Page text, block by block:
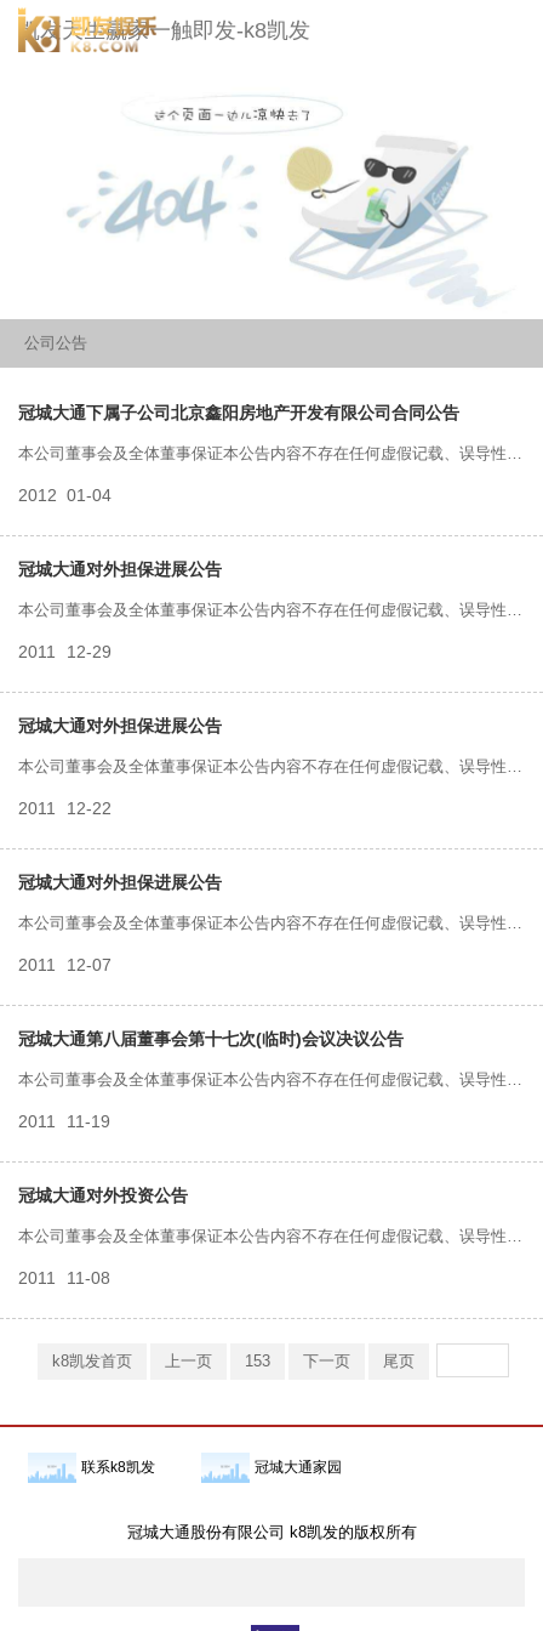
冠城大通-凯发天生赢家一触即发
凯发天生赢家一触即发-k8凯发
公司公告
冠城大通下属子公司北京鑫阳房地产开发有限公司合同公告
本公司董事会及全体董事保证本公告内容不存在任何虚假记载、误导性陈
述或者重大遗漏，并对其内容的真实性、准确性和完整性承担个别及连带
01-04
2012
冠城大通对外担保进展公告
本公司董事会及全体董事保证本公告内容不存在任何虚假记载、误导性陈
述或者重大遗漏，并对其内容的真实性、准确性和完整性承担个别及连带
12-29
2011
冠城大通对外担保进展公告
本公司董事会及全体董事保证本公告内容不存在任何虚假记载、误导性陈
述或者重大遗漏，并对其内容的真实性、准确性和完整性承担个别及连带
12-22
2011
冠城大通对外担保进展公告
本公司董事会及全体董事保证本公告内容不存在任何虚假记载、误导性陈
述或者重大遗漏，并对其内容的真实性、准确性和完整性承担个别及连带
12-07
2011
冠城大通第八届董事会第十七次(临时)会议决议公告
本公司董事会及全体董事保证本公告内容不存在任何虚假记载、误导性陈
述或者重大遗漏，并对其内容的真实性、准确性和完整性承担个别及连带
11-19
2011
冠城大通对外投资公告
本公司董事会及全体董事保证本公告内容不存在任何虚假记载、误导性陈
述或者重大遗漏，并对其内容的真实性、准确性和完整性承担个别及连带
11-08
2011
k8凯发首页 上一页 153 下一页 尾页
联系k8凯发 冠城大通家园
冠城大通股份有限公司 k8凯发的版权所有